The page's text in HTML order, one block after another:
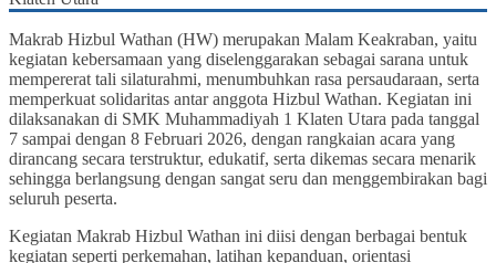
Makrab Hizbul Wathan (HW) merupakan Malam Keakraban, yaitu
kegiatan kebersamaan yang diselenggarakan sebagai sarana untuk
mempererat tali silaturahmi, menumbuhkan rasa persaudaraan, serta
memperkuat solidaritas antar anggota Hizbul Wathan. Kegiatan ini
dilaksanakan di SMK Muhammadiyah 1 Klaten Utara pada tanggal
7 sampai dengan 8 Februari 2026, dengan rangkaian acara yang
dirancang secara terstruktur, edukatif, serta dikemas secara menarik
sehingga berlangsung dengan sangat seru dan menggembirakan bagi
seluruh peserta.
Kegiatan Makrab Hizbul Wathan ini diisi dengan berbagai bentuk
kegiatan seperti perkemahan, latihan kepanduan, orientasi